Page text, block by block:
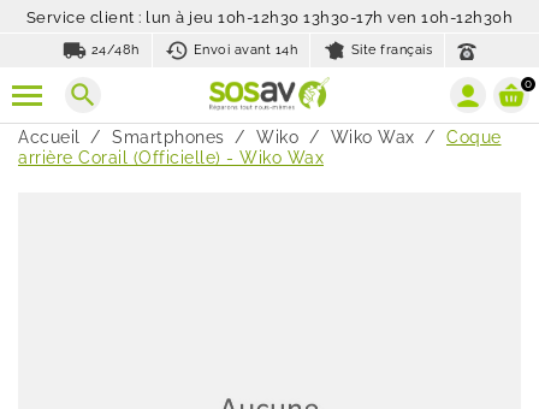
Service client : lun à jeu 10h-12h30 13h30-17h ven 10h-12h30h
local_shipping 24/48h history_toggle_off
Envoi avant 14h Site français
search 0
Accueil Smartphones Wiko Wiko Wax
Coque
arrière Corail (Officielle) - Wiko Wax